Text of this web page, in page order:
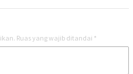
Ruas yang wajib ditandai *